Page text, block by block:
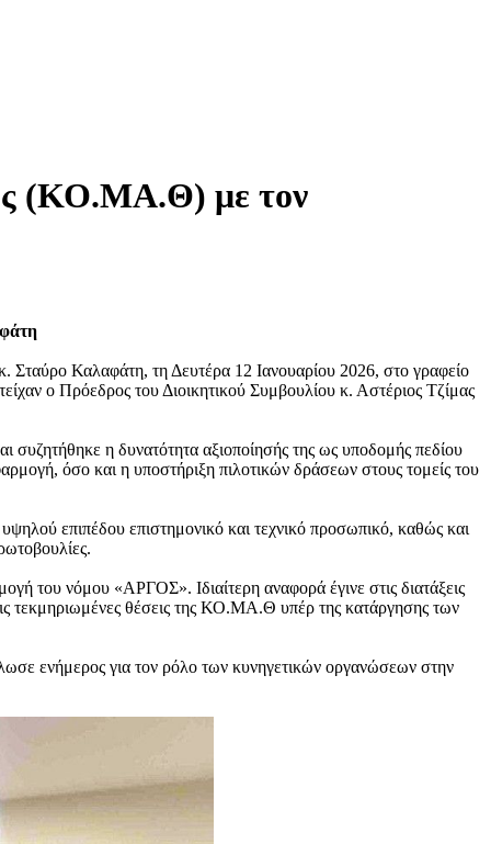
(ΚΟ.ΜΑ.Θ) με τον
Καλαφάτη, τη Δευτέρα 12 Ιανουαρίου 2026, στο γραφείο
ο Πρόεδρος του Διοικητικού Συμβουλίου κ. Αστέριος Τζίμας
η δυνατότητα αξιοποίησής της ως υποδομής πεδίου
όσο και η υποστήριξη πιλοτικών δράσεων στους τομείς του
επιπέδου επιστημονικό και τεχνικό προσωπικό, καθώς και
του νόμου «ΑΡΓΟΣ». Ιδιαίτερη αναφορά έγινε στις διατάξεις
τεκμηριωμένες θέσεις της ΚΟ.ΜΑ.Θ υπέρ της κατάργησης των
ενήμερος για τον ρόλο των κυνηγετικών οργανώσεων στην